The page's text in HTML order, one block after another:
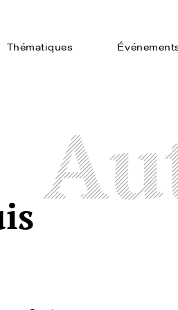
Thématiques